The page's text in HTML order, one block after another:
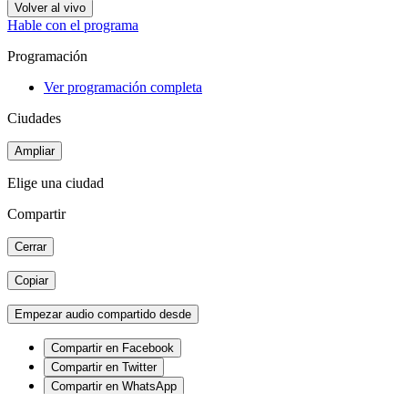
Volver al vivo
Hable con el programa
Programación
Ver programación completa
Ciudades
Ampliar
Elige una ciudad
Compartir
Cerrar
Copiar
Empezar audio compartido desde
Compartir en Facebook
Compartir en Twitter
Compartir en WhatsApp